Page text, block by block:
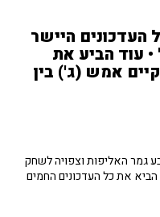
העדכונים היישר
עוד הביע את
אמש (ג') בין
גמר האליפות וצפויה לשחק
את כל העדכונים החמים